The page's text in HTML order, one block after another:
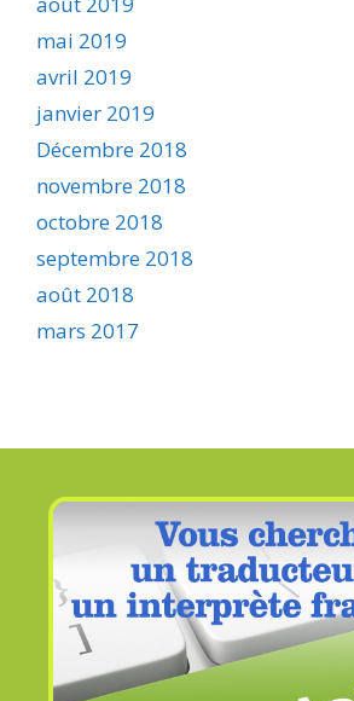
mai 2019
avril 2019
janvier 2019
Décembre 2018
novembre 2018
octobre 2018
septembre 2018
août 2018
mars 2017